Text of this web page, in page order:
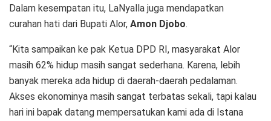
Dalam kesempatan itu, LaNyalla juga mendapatkan
curahan hati dari Bupati Alor, Amon Djobo.
“Kita sampaikan ke pak Ketua DPD RI, masyarakat Alor
masih 62% hidup masih sangat sederhana. Karena, lebih
banyak mereka ada hidup di daerah-daerah pedalaman.
Akses ekonominya masih sangat terbatas sekali, tapi kalau
hari ini bapak datang mempersatukan kami ada di Istana